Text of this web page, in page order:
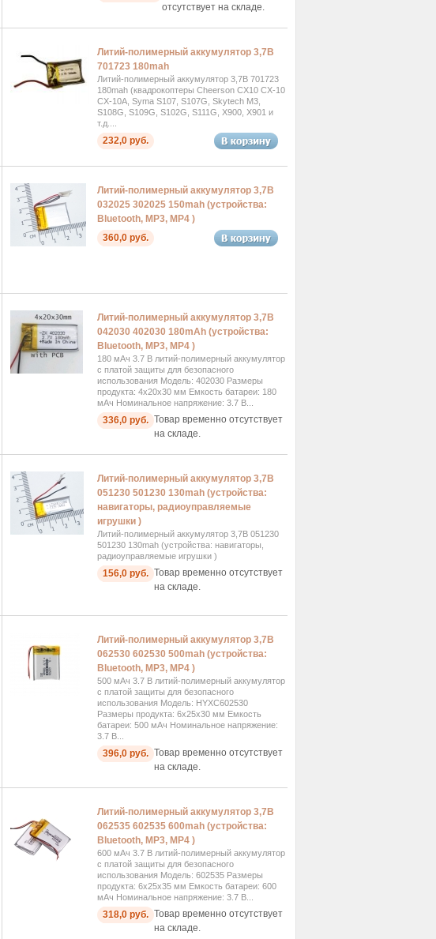
отсутствует на складе.
Литий-полимерный аккумулятор 3,7В
701723 180mah
Литий-полимерный аккумулятор 3,7В 701723
180mah (квадрокоптеры Cheerson CX10 CX-10
CX-10A, Syma S107, S107G, Skytech M3,
S108G, S109G, S102G, S111G, X900, X901 и
т.д....
232,0 руб.
Литий-полимерный аккумулятор 3,7В
032025 302025 150mah (устройства:
Bluetooth, MP3, MP4 )
360,0 руб.
Литий-полимерный аккумулятор 3,7В
042030 402030 180mAh (устройства:
Bluetooth, MP3, MP4 )
180 мАч 3.7 В литий-полимерный аккумулятор
с платой защиты для безопасного
использования Модель: 402030 Размеры
продукта: 4x20x30 мм Емкость батареи: 180
мАч Номинальное напряжение: 3.7 В...
336,0 руб. Товар временно отсутствует
на складе.
Литий-полимерный аккумулятор 3,7В
051230 501230 130mah (устройства:
навигаторы, радиоуправляемые
игрушки )
Литий-полимерный аккумулятор 3,7В 051230
501230 130mah (устройства: навигаторы,
радиоуправляемые игрушки )
156,0 руб. Товар временно отсутствует
на складе.
Литий-полимерный аккумулятор 3,7В
062530 602530 500mah (устройства:
Bluetooth, MP3, MP4 )
500 мАч 3.7 В литий-полимерный аккумулятор
с платой защиты для безопасного
использования Модель: HYXC602530
Размеры продукта: 6x25x30 мм Емкость
батареи: 500 мАч Номинальное напряжение:
3.7 В...
396,0 руб. Товар временно отсутствует
на складе.
Литий-полимерный аккумулятор 3,7В
062535 602535 600mah (устройства:
Bluetooth, MP3, MP4 )
600 мАч 3.7 В литий-полимерный аккумулятор
с платой защиты для безопасного
использования Модель: 602535 Размеры
продукта: 6x25x35 мм Емкость батареи: 600
мАч Номинальное напряжение: 3.7 В...
318,0 руб. Товар временно отсутствует
на складе.